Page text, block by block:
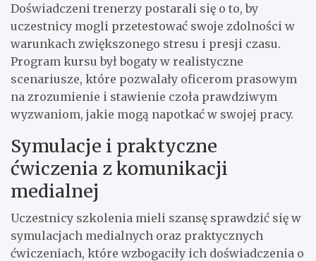
Doświadczeni trenerzy postarali się o to, by
uczestnicy mogli przetestować swoje zdolności w
warunkach zwiększonego stresu i presji czasu.
Program kursu był bogaty w realistyczne
scenariusze, które pozwalały oficerom prasowym
na zrozumienie i stawienie czoła prawdziwym
wyzwaniom, jakie mogą napotkać w swojej pracy.
Symulacje i praktyczne
ćwiczenia z komunikacji
medialnej
Uczestnicy szkolenia mieli szansę sprawdzić się w
symulacjach medialnych oraz praktycznych
ćwiczeniach, które wzbogaciły ich doświadczenia o